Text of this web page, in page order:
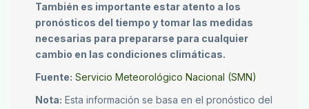
También es importante estar atento a los
pronósticos del tiempo y tomar las medidas
necesarias para prepararse para cualquier
cambio en las condiciones climáticas.
Fuente: Servicio Meteorológico Nacional (SMN)
Nota: Esta información se basa en el pronóstico del